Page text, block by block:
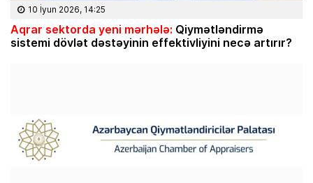
10 İyun 2026, 14:25
Aqrar sektorda yeni mərhələ: Qiymətləndirmə
sistemi dövlət dəstəyinin effektivliyini necə artırır?